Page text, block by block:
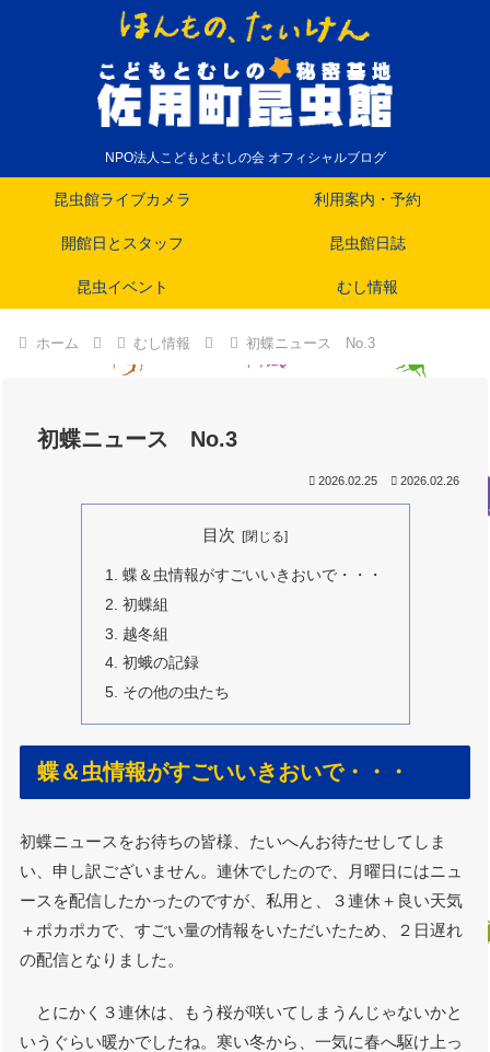
NPO法人こどもとむしの会 オフィシャルブログ
昆虫館ライブカメラ 利用案内・予約
開館日とスタッフ 昆虫館日誌
昆虫イベント むし情報
ホーム むし情報 初蝶ニュース No.3
初蝶ニュース No.3
2026.02.25 2026.02.26
目次
蝶＆虫情報がすごいいきおいで・・・
初蝶組
越冬組
初蛾の記録
その他の虫たち
蝶＆虫情報がすごいいきおいで・・・
初蝶ニュースをお待ちの皆様、たいへんお待たせしてしま
い、申し訳ございません。連休でしたので、月曜日にはニュ
ースを配信したかったのですが、私用と、３連休＋良い天気
＋ポカポカで、すごい量の情報をいただいたため、２日遅れ
の配信となりました。
とにかく３連休は、もう桜が咲いてしまうんじゃないかと
いうぐらい暖かでしたね。寒い冬から、一気に春へ駆け上っ